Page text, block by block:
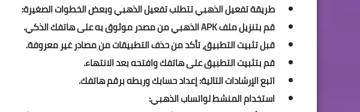
طريقة تفعيل الذهبي تتطلب تفعيل الذهبي وبعض الخطوات الصغيرة:
قم بتنزيل ملف APK الذهبي من مصدر موثوق به على هاتفك الذكي.
قبل تثبيت التطبيق، تأكد من حذف التطبيقات من مصادر غير معروفة.
قم بتثبيت التطبيق على هاتفك وافتحه بعد الانتهاء.
اتبع الإرشادات التالية: إعداد حسابك وربطه برقم هاتفك.
استخدام المنشط لواتساب الذهبي: